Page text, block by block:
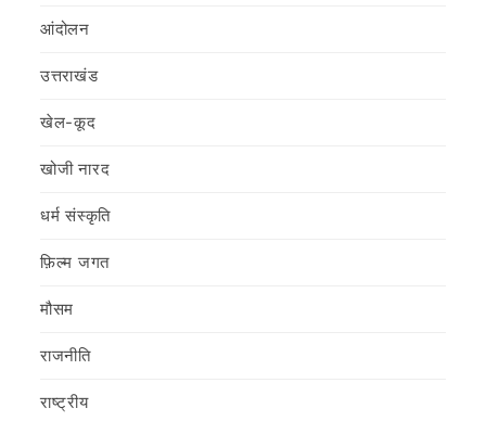
आंदोलन
उत्तराखंड
खेल-कूद
खोजी नारद
धर्म संस्कृति
फ़िल्‍म जगत
मौसम
राजनीति
राष्ट्रीय